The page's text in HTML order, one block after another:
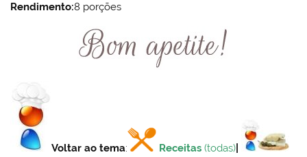
Rendimento:8 porções
Voltar ao tema: Receitas (todas)